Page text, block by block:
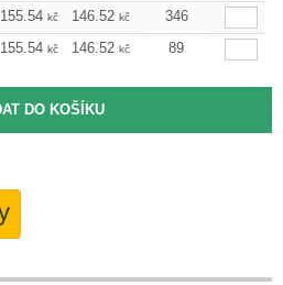
155.54 kč 146.52 kč 137.28
346
155.54 kč 146.52 kč 137.28
89